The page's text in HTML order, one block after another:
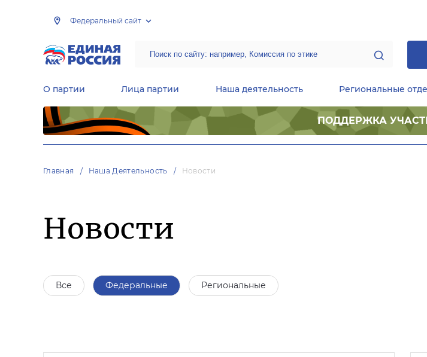
Федеральный сайт
О партии Лица партии Наша деятельность Региональные
ПОДДЕРЖКА
Главная Наша Деятельность Новости
Новости
Все Федеральные Региональные